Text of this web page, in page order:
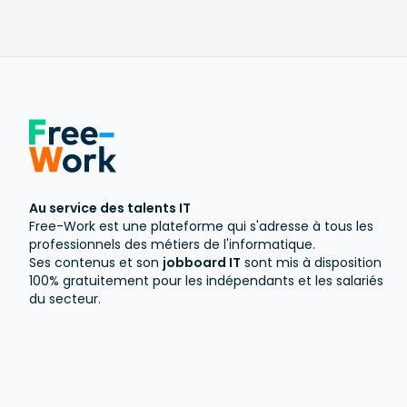
optimisation
scripts
capacité
évolutions
métiers,
Au service des talents IT
Free-Work est une plateforme qui s'adresse à tous les
professionnels des métiers de l'informatique.
Ses contenus et son jobboard IT sont mis à disposition
100% gratuitement pour les indépendants et les salariés
du secteur.